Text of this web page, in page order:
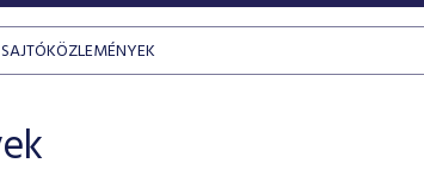
SAJTÓKÖZLEMÉNYEK